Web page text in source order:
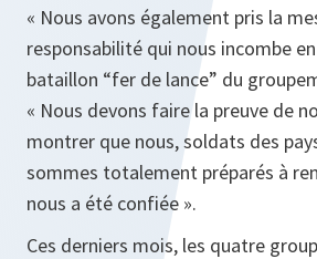
« Nous avons également pris la
responsabilité qui nous incombe
bataillon “fer de lance” du
« Nous devons faire la preuve de
montrer que nous, soldats des
sommes totalement préparés à
nous a été confiée ».
Ces derniers mois, les quatre